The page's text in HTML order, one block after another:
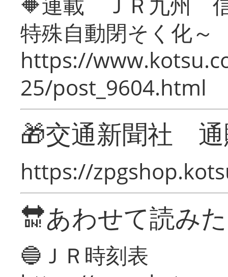
特殊自動閉そく化～
https://
25/post_9604.html
🎁交通新聞社
https://
🔛あわせて読み
🔵ＪＲ時刻表